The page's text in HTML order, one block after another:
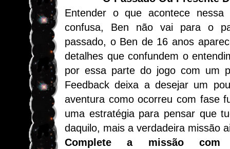
Entender o que acontece
confusa, Ben não vai para o
passado, o Ben de 16 anos
detalhes que confundem o
por essa parte do jogo com um
Feedback deixa a desejar um
aventura como ocorreu com fase
uma estratégia para pensar que
daquilo, mais a verdadeira missão
Complete a missão com